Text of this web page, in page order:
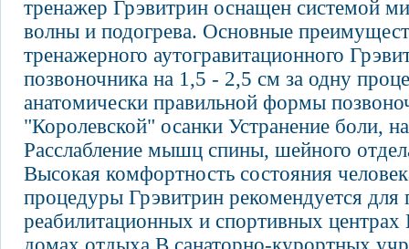
тренажер Грэвитрин оснащен системой
волны и подогрева. Основные
тренажерного аутогравитационного
позвоночника на 1,5 - 2,5 см за одну
анатомически правильной формы
"Королевской" осанки Устранение боли,
Расслабление мышц спины, шейного
Высокая комфортность состояния
процедуры Грэвитрин рекомендуется
реабилитационных и спортивных